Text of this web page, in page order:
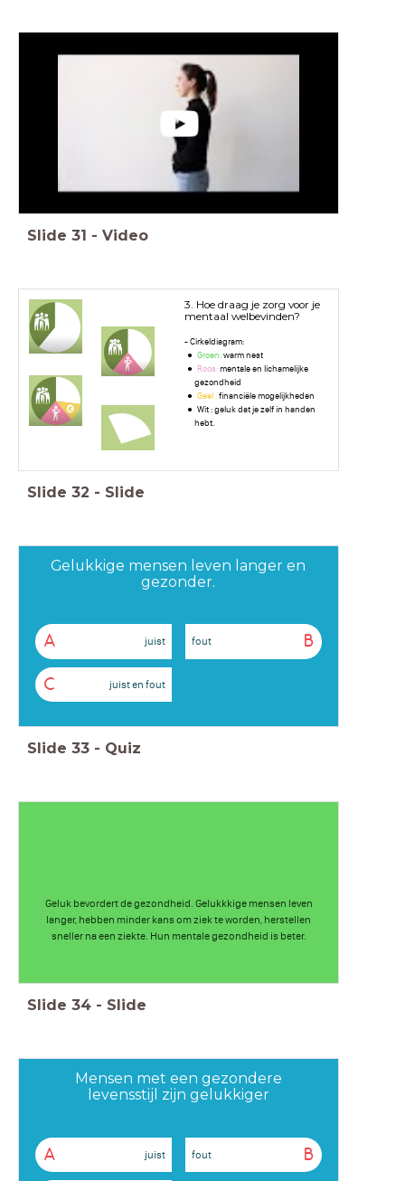
Slide 31 - Video
3. Hoe draag je zorg voor je
mentaal welbevinden?
- Cirkeldiagram:
Groen:warm nest
Roos:mentale en lichamelijke
gezondheid
Geel :financiële mogelijkheden
Wit : geluk dat je zelf in handen
hebt.
Slide 32 - Slide
Gelukkige mensen leven langer en
gezonder.
A juist B
fout
C juist en fout
Slide 33 - Quiz
Geluk bevordert de gezondheid. Gelukkkige mensen leven
langer, hebben minder kans om ziek te worden, herstellen
sneller na een ziekte. Hun mentale gezondheid is beter.
Slide 34 - Slide
Mensen met een gezondere
levensstijl zijn gelukkiger
A juist B
fout